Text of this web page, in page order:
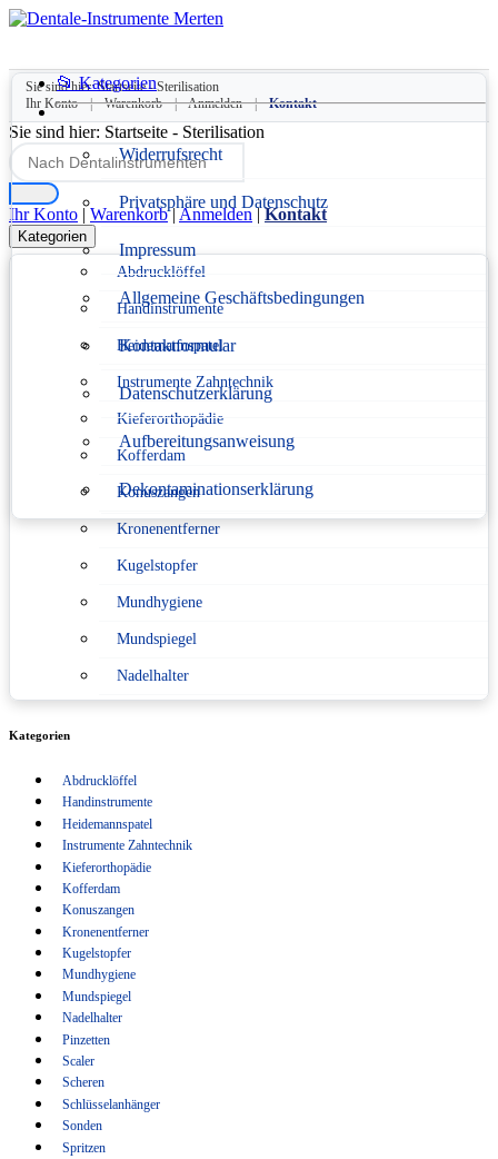
📂 Kategorien
Widerrufsrecht
Privatsphäre und Datenschutz
Impressum
Allgemeine Geschäftsbedingungen
Kontaktformular
Datenschutzerklärung
Aufbereitungsanweisung
Dekontaminationserklärung
Konformitätserklärung nach
Medizinprodukterecht
Sitemap
Verpackungsverordnung
Sie sind hier:Startseite -Sterilisation
Ihr Konto
| Warenkorb | Anmelden | Kontakt
Sie sind hier: Startseite - Sterilisation
Ihr Konto | Warenkorb | Anmelden | Kontakt
Kategorien
Abdrucklöffel
Handinstrumente
Heidemannspatel
Instrumente Zahntechnik
Kieferorthopädie
Kofferdam
Konuszangen
Kronenentferner
Kugelstopfer
Mundhygiene
Mundspiegel
Nadelhalter
Scheren
Schlüsselanhänger
Sonden
Spritzen
Sterilisation
Tasterzirkel Messzirkel
Wundhaken
Zementspatel
Kategorien
Abdrucklöffel
Handinstrumente
Heidemannspatel
Instrumente Zahntechnik
Kieferorthopädie
Kofferdam
Konuszangen
Kronenentferner
Kugelstopfer
Mundhygiene
Mundspiegel
Nadelhalter
Pinzetten
Scaler
Scheren
Schlüsselanhänger
Sonden
Spritzen